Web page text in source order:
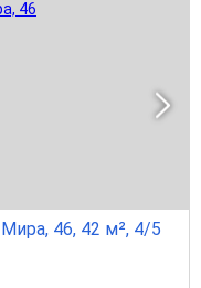
46, 42 м², 4/5